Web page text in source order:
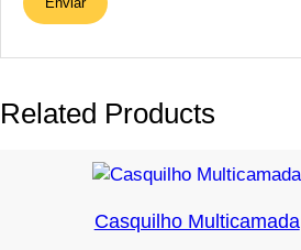
Related Products
Casquilho Multicamada